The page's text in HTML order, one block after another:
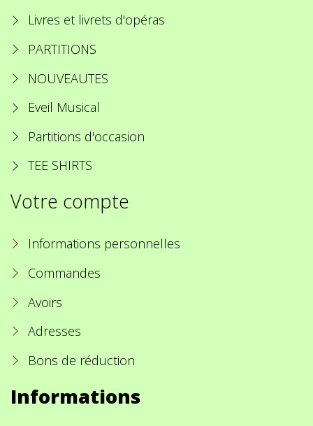
Livres et livrets d'opéras
PARTITIONS
NOUVEAUTES
Eveil Musical
Partitions d'occasion
TEE SHIRTS
Votre compte
Informations personnelles
Commandes
Avoirs
Adresses
Bons de réduction
Informations